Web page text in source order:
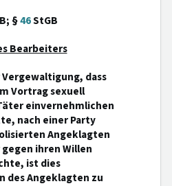
§46StGB
Bearbeiters
dass
Vortrag sexuell
einvernehmlichen
nach einer Party
Angeklagten
ihren Willen
ist dies
des Angeklagten zu